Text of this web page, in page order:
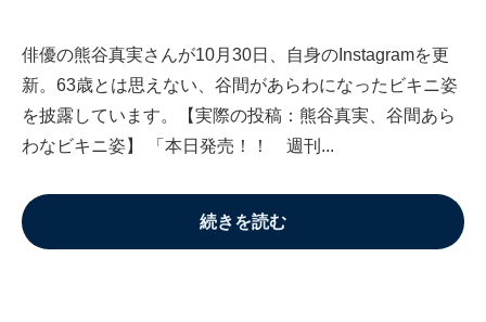
俳優の熊谷真実さんが10月30日、自身のInstagramを更
新。63歳とは思えない、谷間があらわになったビキニ姿
を披露しています。【実際の投稿：熊谷真実、谷間あら
わなビキニ姿】 「本日発売！！ 週刊...
続きを読む